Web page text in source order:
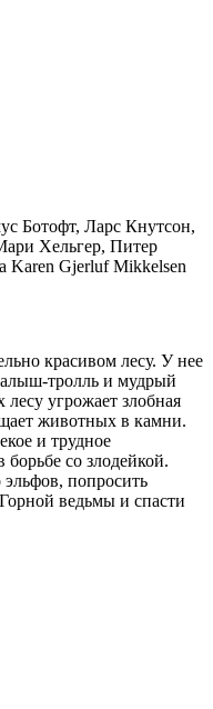
Ботофт, Ларс Кнутсон,
Хельгер, Питер
Karen Gjerluf Mikkelsen
красивом лесу. У нее
тролль и мудрый
угрожает злобная
животных в камни.
и трудное
со злодейкой.
эльфов, попросить
ведьмы и спасти